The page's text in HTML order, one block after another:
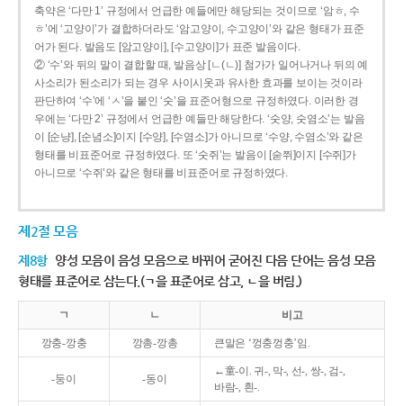
축약은 ‘다만 1’ 규정에서 언급한 예들에만 해당되는 것이므로 ‘암ㅎ, 수
ㅎ’에 ‘고양이’가 결합하더라도 ‘암고양이, 수고양이’와 같은 형태가 표준
어가 된다. 발음도 [암고양이], [수고양이]가 표준 발음이다.
② ‘수’와 뒤의 말이 결합할 때, 발음상 [ㄴ(ㄴ)] 첨가가 일어나거나 뒤의 예
사소리가 된소리가 되는 경우 사이시옷과 유사한 효과를 보이는 것이라
판단하여 ‘수’에 ‘ㅅ’을 붙인 ‘숫’을 표준어형으로 규정하였다. 이러한 경
우에는 ‘다만 2’ 규정에서 언급한 예들만 해당한다. ‘숫양, 숫염소’는 발음
이 [순냥], [순념소]이지 [수양], [수염소]가 아니므로 ‘수양, 수염소’와 같은
형태를 비표준어로 규정하였다. 또 ‘숫쥐’는 발음이 [숟쮜]이지 [수쥐]가
아니므로 ‘수쥐’와 같은 형태를 비표준어로 규정하였다.
제2절 모음
제8항 양성 모음이 음성 모음으로 바뀌어 굳어진 다음 단어는 음성 모음
형태를 표준어로 삼는다.(ㄱ을 표준어로 삼고, ㄴ을 버림.)
ㄱ ㄴ 비고
깡충-깡충 깡총-깡총 큰말은 ‘껑충껑충’임.
-둥이 -동이
←童-이. 귀-, 막-, 선-, 쌍-, 검-,
바람-, 흰-.